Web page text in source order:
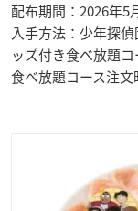
配布期間：2026年5
入手方法：少年探
ッズ付き食べ放題
食べ放題コース注文